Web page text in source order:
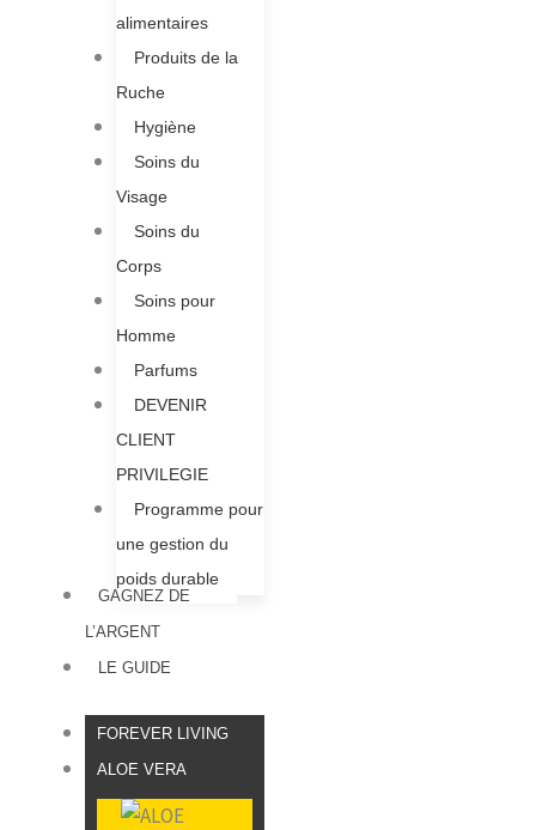
alimentaires
Produits de la
Ruche​
Hygiène
Soins du
Visage
Soins du
Corps
Soins pour
Homme
Parfums
DEVENIR
CLIENT
PRIVILEGIE
Programme pour
une gestion du
poids durable
GAGNEZ DE
L’ARGENT
LE GUIDE
FOREVER LIVING
ALOE VERA